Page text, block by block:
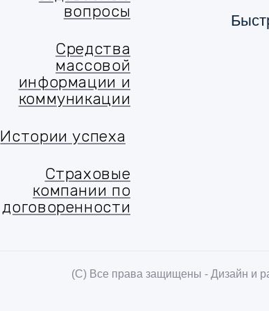
вопросы
Средства
массовой
информации и
коммуникации
Истории успеха
Страховые
компании по
договоренности
(C) Все права защищены - Дизайн и